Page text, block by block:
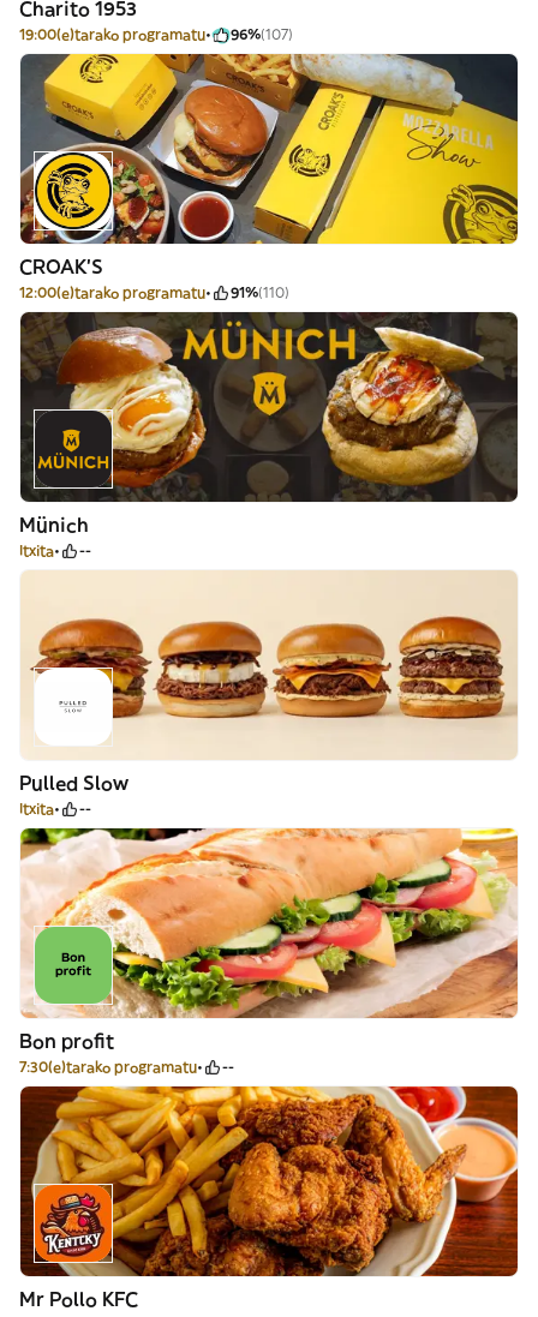
Charito 1953
19:00(e)tarako programatu 96%(107)
CROAK'S
12:00(e)tarako programatu 91%(110)
Münich
Itxita --
Pulled Slow
Itxita --
Bon profit
7:30(e)tarako programatu --
Mr Pollo KFC